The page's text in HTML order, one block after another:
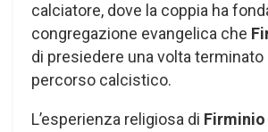
calciatore, dove la coppia ha
congregazione evangelica che
di presiedere una volta terminato
percorso calcistico.
L’esperienza religiosa di Firminio